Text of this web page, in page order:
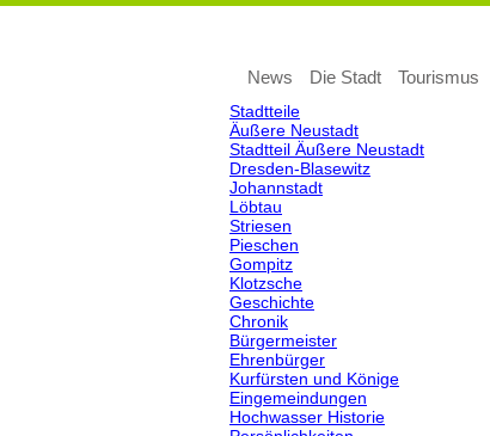
Navigation
News Die Stadt Tourismus
Stadtteile
Äußere Neustadt
Stadtteil Äußere Neustadt
Dresden-Blasewitz
Johannstadt
Löbtau
Striesen
Pieschen
Gompitz
Klotzsche
Geschichte
Chronik
Bürgermeister
Ehrenbürger
Kurfürsten und Könige
Eingemeindungen
Hochwasser Historie